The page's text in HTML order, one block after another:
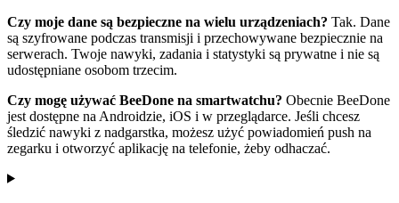
Czy moje dane są bezpieczne na wielu urządzeniach? Tak. Dane
są szyfrowane podczas transmisji i przechowywane bezpiecznie na
serwerach. Twoje nawyki, zadania i statystyki są prywatne i nie są
udostępniane osobom trzecim.
Czy mogę używać BeeDone na smartwatchu? Obecnie BeeDone
jest dostępne na Androidzie, iOS i w przeglądarce. Jeśli chcesz
śledzić nawyki z nadgarstka, możesz użyć powiadomień push na
zegarku i otworzyć aplikację na telefonie, żeby odhaczać.